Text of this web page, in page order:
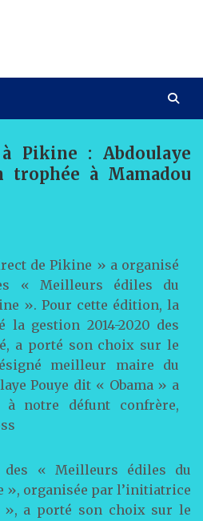
Pikine : Abdoulaye
trophée à Mamadou
de Pikine » a organisé
« Meilleurs édiles du
». Pour cette édition, la
gestion 2014-2020 des
a porté son choix sur le
meilleur maire du
Pouye dit « Obama » a
à notre défunt confrère,
« Meilleurs édiles du
», organisée par l’initiatrice
», a porté son choix sur le